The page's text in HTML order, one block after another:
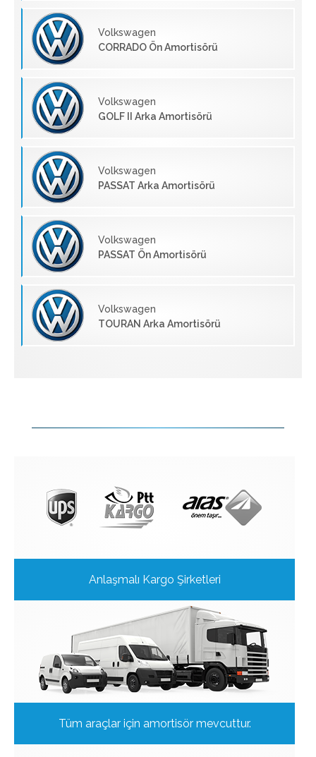
Volkswagen
CORRADO Ön Amortisörü
Volkswagen
GOLF II Arka Amortisörü
Volkswagen
PASSAT Arka Amortisörü
Volkswagen
PASSAT Ön Amortisörü
Volkswagen
TOURAN Arka Amortisörü
Anlaşmalı Kargo Şirketleri
Tüm araçlar için amortisör mevcuttur.